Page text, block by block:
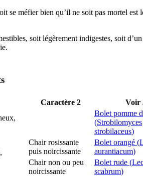
se méfier bien qu’il ne soit pas mortel est
soit légèrement indigestes, soit
Caractère 2
Bolet pomme
(Strobilomyces
strobilaceus)
Chair rosissante
puis noircissante
Bolet orangé (
aurantiacum)
Chair non ou peu
noircissante
Bolet rude (
scabrum)